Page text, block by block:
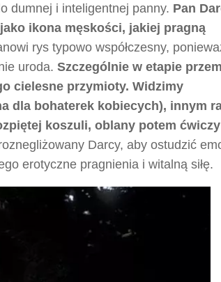
dumnej i inteligentnej panny. Pan
ikona męskości, jakiej pragną
rys typowo współczesny,
uroda. Szczególnie w etapie
cielesne przymioty. Widzimy
dla bohaterek kobiecych), innym
koszuli, oblany potem ćwiczy
Darcy, aby ostudzić
erotyczne pragnienia i witalną siłę.